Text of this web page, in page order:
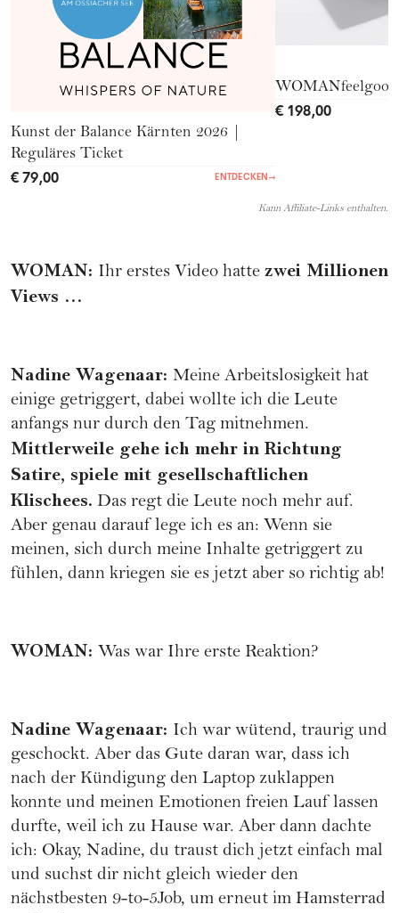
Kunst der Balance Kärnten 2026 |
Reguläres Ticket
€ 79,00 ENTDECKEN→
WOMANfeelgood
€ 198,00
Kann Affiliate-Links enthalten.
WOMAN: Ihr erstes Video hatte zwei Millionen
Views …
Nadine Wagenaar: Meine Arbeitslosigkeit hat
einige getriggert, dabei wollte ich die Leute
anfangs nur durch den Tag mitnehmen.
Mittlerweile gehe ich mehr in Richtung
Satire, spiele mit gesellschaftlichen
Klischees. Das regt die Leute noch mehr auf.
Aber genau darauf lege ich es an: Wenn sie
meinen, sich durch meine Inhalte getriggert zu
fühlen, dann kriegen sie es jetzt aber so richtig ab!
WOMAN: Was war Ihre erste Reaktion?
Nadine Wagenaar: Ich war wütend, traurig und
geschockt. Aber das Gute daran war, dass ich
nach der Kündigung den Laptop zuklappen
konnte und meinen Emotionen freien Lauf lassen
durfte, weil ich zu Hause war. Aber dann dachte
ich: Okay, Nadine, du traust dich jetzt einfach mal
und suchst dir nicht gleich wieder den
nächstbesten 9-to-5Job, um erneut im Hamsterrad